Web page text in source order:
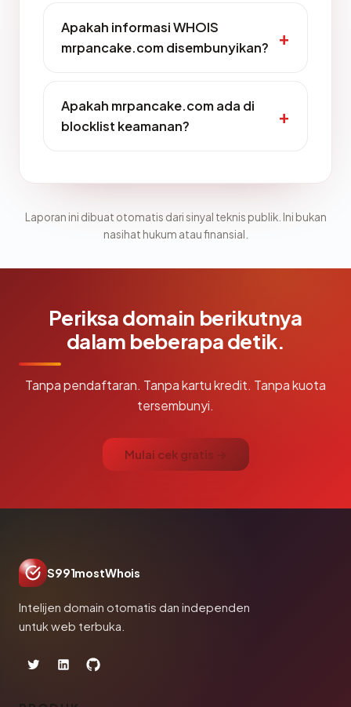
Apakah informasi WHOIS
mrpancake.com disembunyikan?
Apakah mrpancake.com ada di
blocklist keamanan?
Laporan ini dibuat otomatis dari sinyal teknis publik. Ini bukan
nasihat hukum atau finansial.
Periksa domain berikutnya
dalam beberapa detik.
Tanpa pendaftaran. Tanpa kartu kredit. Tanpa kuota
tersembunyi.
Mulai cek gratis →
S991mostWhois
Intelijen domain otomatis dan independen
untuk web terbuka.